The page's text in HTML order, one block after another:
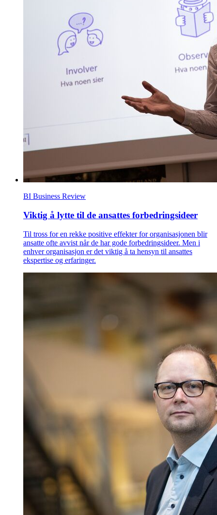
BI Business Review
Viktig å lytte til de ansattes forbedringsideer
Til tross for en rekke positive effekter for organisasjonen blir
ansatte ofte avvist når de har gode forbedringsideer. Men i
enhver organisasjon er det viktig å ta hensyn til ansattes
ekspertise og erfaringer.